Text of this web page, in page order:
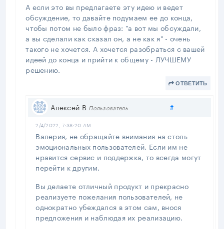
А если это вы предлагаете эту идею и ведет
обсуждение, то давайте подумаем ее до конца,
чтобы потом не было фраз: "а вот мы обсуждали,
а вы сделали как сказал он, а не как я" - очень
такого не хочется. А хочется разобраться с вашей
идеей до конца и прийти к общему - ЛУЧШЕМУ
решению.
ОТВЕТИТЬ
Алексей В Пользователь #Поделиться
2/4/2022, 7:38:20 AM
Валерия, не обращайте внимания на столь
эмоциональных пользователей. Если им не
нравится сервис и поддержка, то всегда могут
перейти к другим.
Вы делаете отличный продукт и прекрасно
реализуете пожелания пользователей, не
однократно убеждался в этом сам, внося
предложения и наблюдая их реализацию.